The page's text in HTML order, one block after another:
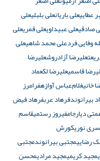
عطاییعلی باریانعلی بلبلیعلی
صادقیعلی عبیداویعلی قمریعلی
وفایی فردعلی محمد شاهیعلی
علیرضا آزادروشعلیرضا
قاسمیعلیرضا لکعماد
خانیغلام‌عباس آوازهفرامرز
بیرانوندفرهاد عربفرهاد فیض
دیارجامفیروز رستمیقاسم
نوریکورش
رضاییمجتبی بیرانوندمجتبی
مجید کریمیمجید مرادیمحسن